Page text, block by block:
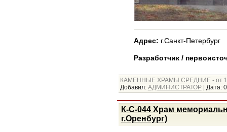
Адрес: г.Санкт-Петербург
Разработчик /
КАМЕННЫЕ ХРАМЫ СРЕДНИЕ - от
Добавил: АДМИНИСТРАТОР| Дата:
К-С-044 Храм
г.Оренбург)